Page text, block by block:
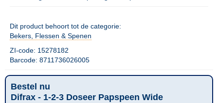
Dit product behoort tot de categorie:
Bekers, Flessen & Spenen
ZI-code: 15278182
Barcode: 8711736026005
Bestel nu
Difrax - 1-2-3 Doseer Papspeen Wide